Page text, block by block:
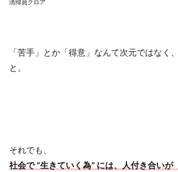
清掃員クロア
「苦手」とか「得意」なんて次元ではなく
と。
それでも、
社会で “生きていく為” には、人付き合いが